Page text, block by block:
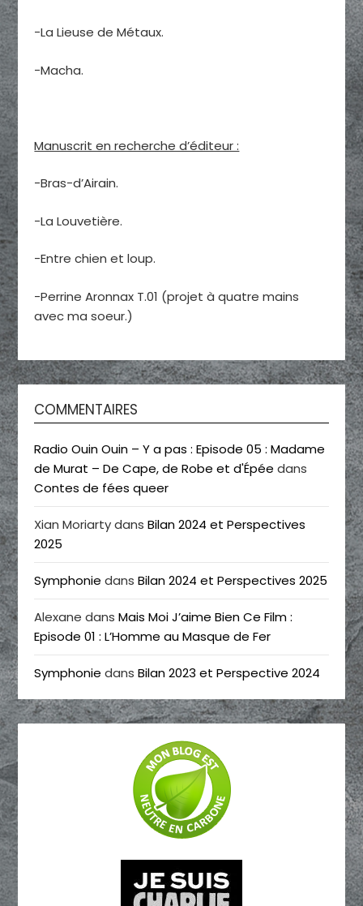
-La Lieuse de Métaux.
-Macha.
Manuscrit en recherche d’éditeur :
-Bras-d’Airain.
-La Louvetière.
-Entre chien et loup.
-Perrine Aronnax T.01 (projet à quatre mains
avec ma soeur.)
COMMENTAIRES
Radio Ouin Ouin – Y a pas : Episode 05 : Madame
de Murat – De Cape, de Robe et d'Épée dans
Contes de fées queer
Xian MoriartydansBilan 2024 et Perspectives
2025
Symphonie dansBilan 2024 et Perspectives 2025
Alexane dansMais Moi J’aime Bien Ce Film :
Episode 01 : L’Homme au Masque de Fer
Symphonie dansBilan 2023 et Perspective 2024